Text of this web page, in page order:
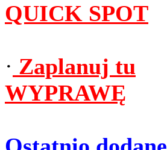
QUICK SPOT
· Zaplanuj tu
WYPRAWĘ